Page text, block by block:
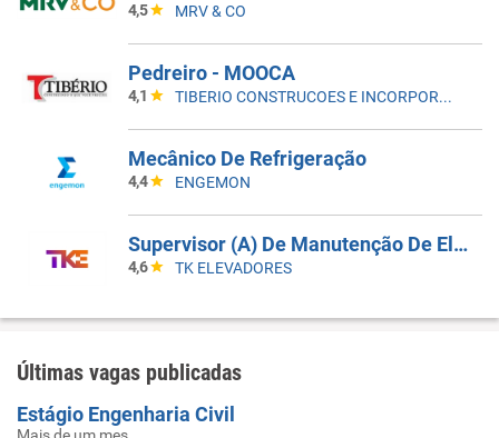
4,5 MRV & CO
Pedreiro - MOOCA
4,1 TIBERIO CONSTRUCOES E INCORPORACOES
Mecânico De Refrigeração
4,4 ENGEMON
Supervisor (A) De Manutenção De Elevadores
4,6 TK ELEVADORES
Últimas vagas publicadas
Estágio Engenharia Civil